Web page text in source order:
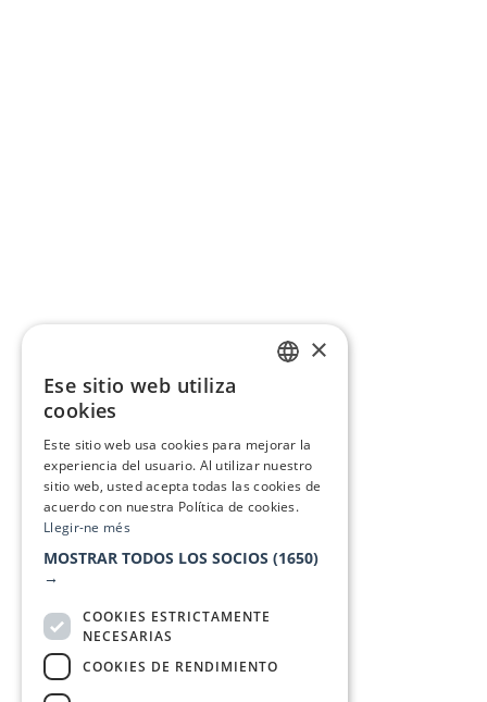
×
Ese sitio web utiliza
cookies
Este sitio web usa cookies para mejorar la
experiencia del usuario. Al utilizar nuestro
sitio web, usted acepta todas las cookies de
acuerdo con nuestra Política de cookies.
Llegir-ne més
MOSTRAR TODOS LOS SOCIOS (1650)
→
COOKIES ESTRICTAMENTE
NECESARIAS
COOKIES DE RENDIMIENTO